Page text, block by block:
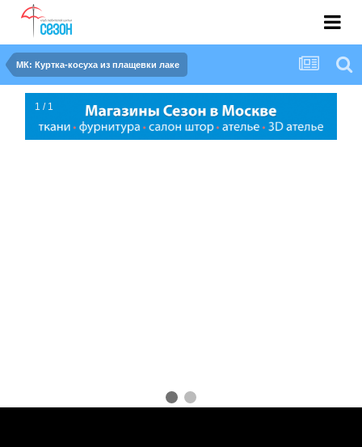
МК: Куртка-косуха из плащевки лаке
1 / 1